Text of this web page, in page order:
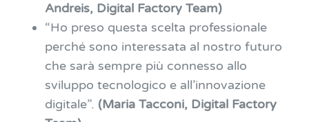
Andreis, Digital Factory Team)
“Ho preso questa scelta professionale
perché sono interessata al nostro futuro
che sarà sempre più connesso allo
sviluppo tecnologico e all’innovazione
digitale”. (Maria Tacconi, Digital Factory